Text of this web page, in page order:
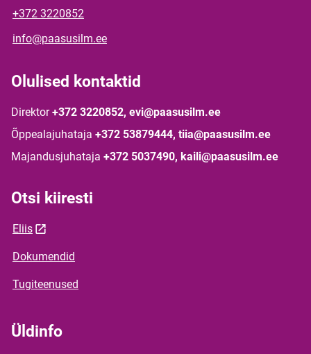
+372 3220852
info@paasusilm.ee
Olulised kontaktid
Direktor +372 3220852, evi@paasusilm.ee
Õppealajuhataja +372 53879444, tiia@paasusilm.ee
Majandusjuhataja +372 5037490, kaili@paasusilm.ee
Otsi kiiresti
Eliis
Dokumendid
Tugiteenused
Üldinfo